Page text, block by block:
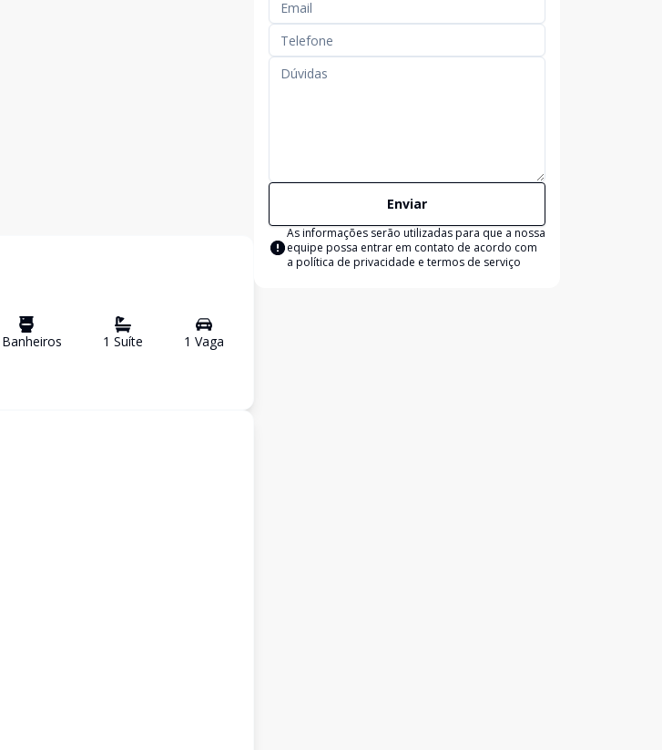
Banheiros 1 Suíte 1 Vaga
Enviar
As informações serão utilizadas para que a nossa
equipe possa entrar em contato de acordo com
a política de privacidade e termos de serviço